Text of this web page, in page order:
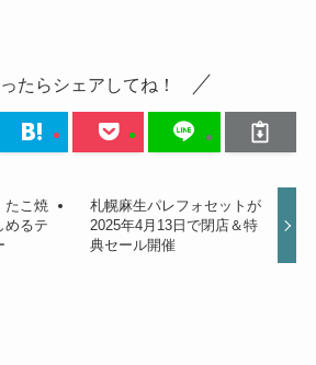
たらシェアしてね！
たこ焼
めるテ
札幌麻生パレフォセットが
2025年4月13日で閉店＆特
典セール開催